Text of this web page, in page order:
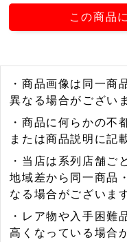
この商品
・商品画像は同一商
異なる場合がござい
・商品に何らかの不
または商品説明に記
・当店は系列店舗ご
地域差から同一商品
なる場合がございま
・レア物や入手困難
高くなっている場合